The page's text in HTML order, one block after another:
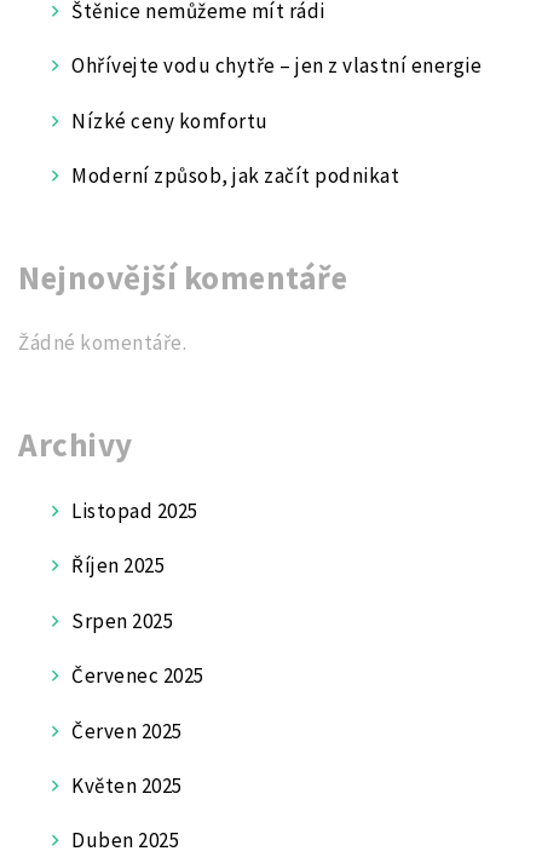
Štěnice nemůžeme mít rádi
Ohřívejte vodu chytře – jen z vlastní energie
Nízké ceny komfortu
Moderní způsob, jak začít podnikat
Nejnovější komentáře
Žádné komentáře.
Archivy
Listopad 2025
Říjen 2025
Srpen 2025
Červenec 2025
Červen 2025
Květen 2025
Duben 2025